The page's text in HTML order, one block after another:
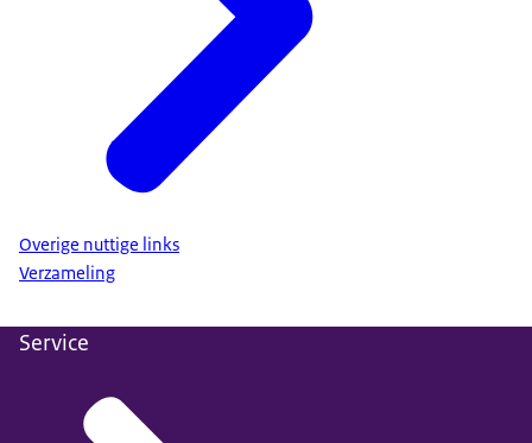
Overige nuttige links
Verzameling
Service